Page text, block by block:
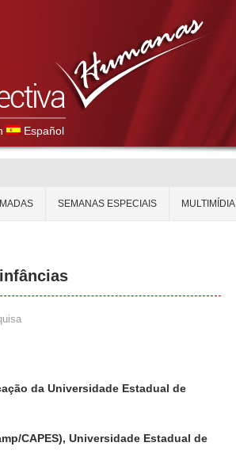
Español
SEMANAS ESPECIAIS MULTIMÍDIA
da Universidade Estadual de
CAPES), Universidade Estadual de